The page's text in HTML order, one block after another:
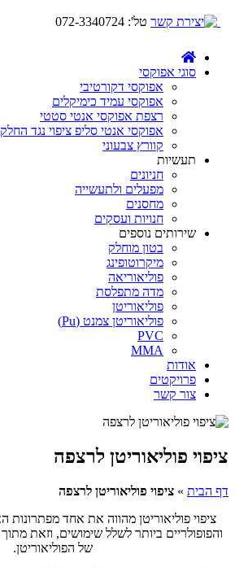
טל': 072-3340724
סוגי אפוקסי
אפוקסי דקורטיבי
אפוקסי עמיד כימיקלים
רצפת אפוקסי אנטי סטטי
אפוקסי אנטי סליפ ציפוי נגד
קוורץ צבעוני
תעשיות
חניונים
מפעלים ולתעשייה
מחסנים
חנויות ועסקים
שירותים נוספים
בטון מוחלק
מיקרוטופינג
פוליאוריאה
מדה מתפלסת
פוליאוריטן
פוליאוריטן צמנט (Pu)
PVC
MMA
אודות
פרויקטים
צור קשר
ציפוי פוליאוריטן לרצפה
דף הבית » ציפוי פוליאוריטן לרצפה
ציפוי פוליאוריטן מהווה את אחד מפתרונות
והפופולריים ביותר לשלל שימושים, וזאת
של הפוליאוריטן.